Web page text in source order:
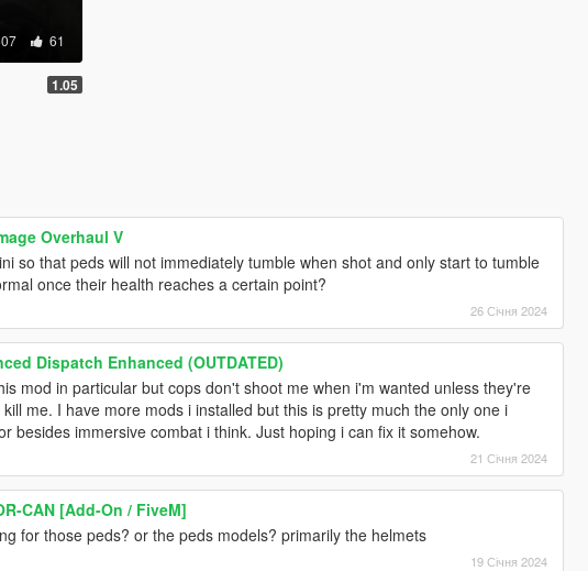
61
1.05
Overhaul V
so that peds will not immediately tumble when shot and only start to tumble
once their health reaches a certain point?
26 Січня 2024
Dispatch Enhanced (OUTDATED)
mod in particular but cops don't shoot me when i'm wanted unless they're
me. I have more mods i installed but this is pretty much the only one i
besides immersive combat i think. Just hoping i can fix it somehow.
21 Січня 2024
CAN [Add-On / FiveM]
for those peds? or the peds models? primarily the helmets
19 Січня 2024